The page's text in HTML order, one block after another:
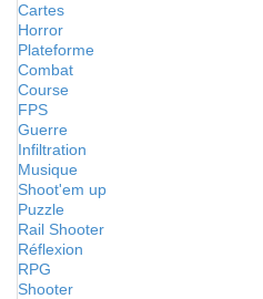
Cartes
Horror
Plateforme
Combat
Course
FPS
Guerre
Infiltration
Musique
Shoot'em up
Puzzle
Rail Shooter
Réflexion
RPG
Shooter